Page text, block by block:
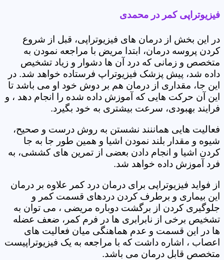
فیزیوتراپی کمر در محمدی
در این بخش از درمان های فیزیوتراپی، قبل از شروع
کردن پروسه درمان، ابتدا مریض با مراجعه نمودن به
متخصص و زمانی که درد آن ها دشوار و زیاد تشخیص
داده شد، پیش پزشک فیزیوتراپ فرستاده خواهد شد. در
این جا، مقداری از درمان هم بر دوش خود او می باشد تا
این آن حرکت هایی که آموزش داده شده را انجام دهد ، و
فرایند بهبودی، سرعت بیشتری به خود بگیرد.
فعالیت هایی هماننند نشستن به روش درست و صحیح،
شیوه و مقدار بلند نمودن اشیا و همین طور جا به جا
کردن اشیا و انجام دادن بعضی از تمرین های کششی، به
فرد آموزش داده خواهد شد.
از فواید فیزیوتراپی برای درمان درد کمر علاوه بر درمان
این بیماری و برطرف کردن دردهای قسمت کمر و
جلوگیری کردن از برگشت دوباره مریضی ، می توان به
تشخیص برخی از نابرابری ها در فرم کمر، ضعف عضله
ها در این قسمت و عدم هماهنگی میان فعالیت های
اعصاب ، اشاره داشت که با مراجعه به یک فیزیوتراپیست
متخصص قابل درمان می باشد.